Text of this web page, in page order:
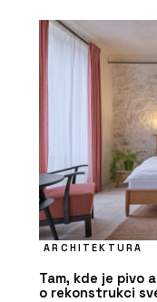
ARCHITEKTURA
Tam, kde je pivo
o rekonstrukci